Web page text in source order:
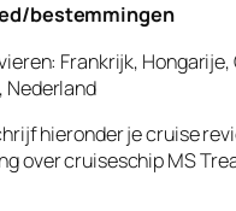
bestemmingen
Frankrijk,
Nederland
hieronder je cruise
over cruiseschipMS